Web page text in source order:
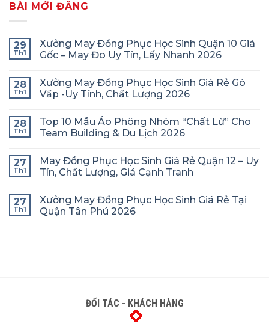
BÀI MỚI ĐĂNG
29
Th1
Xưởng May Đồng Phục Học Sinh Quận 10 Giá
Gốc – May Đo Uy Tín, Lấy Nhanh 2026
28
Th1
Xưởng May Đồng Phục Học Sinh Giá Rẻ Gò
Vấp -Uy Tính, Chất Lượng 2026
28
Th1
Top 10 Mẫu Áo Phông Nhóm “Chất Lừ” Cho
Team Building & Du Lịch 2026
27
Th1
May Đồng Phục Học Sinh Giá Rẻ Quận 12 – Uy
Tín, Chất Lượng, Giá Cạnh Tranh
27
Th1
Xưởng May Đồng Phục Học Sinh Giá Rẻ Tại
Quận Tân Phú 2026
ĐỐI TÁC - KHÁCH HÀNG